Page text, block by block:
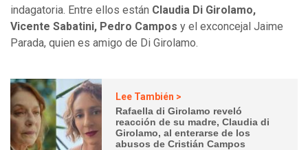
indagatoria. Entre ellos están Claudia Di Girolamo,
Vicente Sabatini, Pedro Campos y el exconcejal Jaime
Parada, quien es amigo de Di Girolamo.
Lee También >
Rafaella di Girolamo reveló
reacción de su madre, Claudia di
Girolamo, al enterarse de los
abusos de Cristián Campos